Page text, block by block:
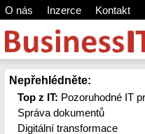
O nás Inzerce Kontakt
Nepřehlédněte:
Top z IT: Pozoruhodné IT
Správa dokumentů
Digitální transformace